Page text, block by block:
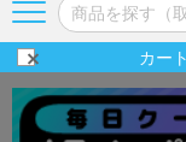
カー